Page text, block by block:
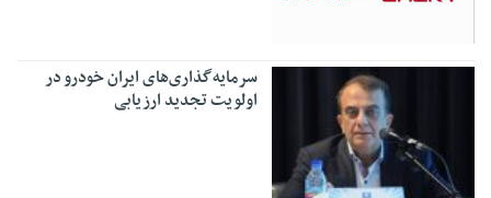
سرمايه‌گذاری‌های ايران خودرو در
اولويت تجديد ارزيابی